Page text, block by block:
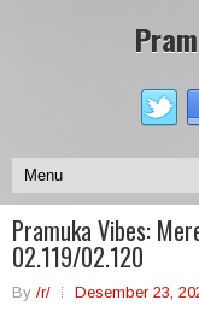
Pramuka Vibes:
02.119/02.120
By /r/ Desember 23,